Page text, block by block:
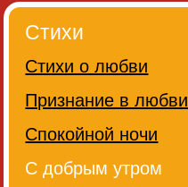
Стихи
Стихи о любви
Признание в любви
Спокойной ночи
С добрым утром